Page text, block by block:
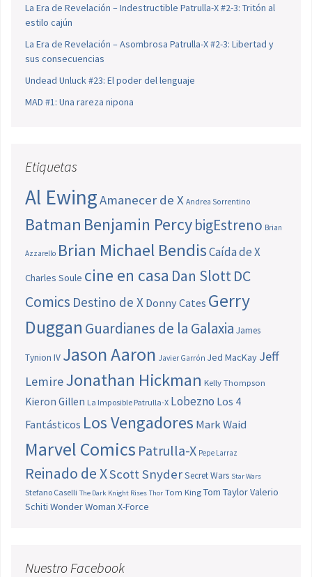
La Era de Revelación – Indestructible Patrulla-X #2-3: Tritón al
estilo cajún
La Era de Revelación – Asombrosa Patrulla-X #2-3: Libertad y
sus consecuencias
Undead Unluck #23: El poder del lenguaje
MAD #1: Una rareza nipona
Etiquetas
Al EwingAmanecer de X Andrea Sorrentino
Batman Benjamin PercybigEstreno Brian
Azzarello Brian Michael BendisCaída de X
Charles Soule cine en casa Dan SlottDC
Comics Destino de X Donny Cates Gerry
Duggan Guardianes de la Galaxia James
Tynion IV Jason Aaron Javier Garrón Jed MacKay Jeff
LemireJonathan Hickman Kelly Thompson
Kieron Gillen La Imposible Patrulla-X Lobezno Los 4
Fantásticos Los Vengadores Mark Waid
Marvel Comics Patrulla-X Pepe Larraz
Reinado de XScott SnyderSecret Wars Star Wars
Stefano Caselli The Dark Knight Rises Thor Tom King Tom TaylorValerio
Schiti Wonder Woman X-Force
Nuestro Facebook